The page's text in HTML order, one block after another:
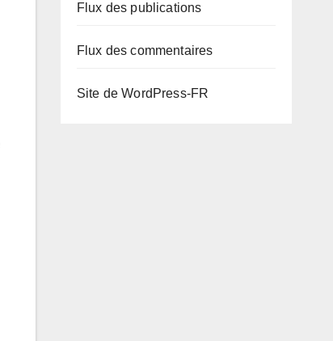
Flux des publications
Flux des commentaires
Site de WordPress-FR